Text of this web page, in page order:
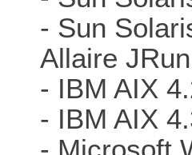
- Sun
Allaire
- IBM AIX
- IBM AIX